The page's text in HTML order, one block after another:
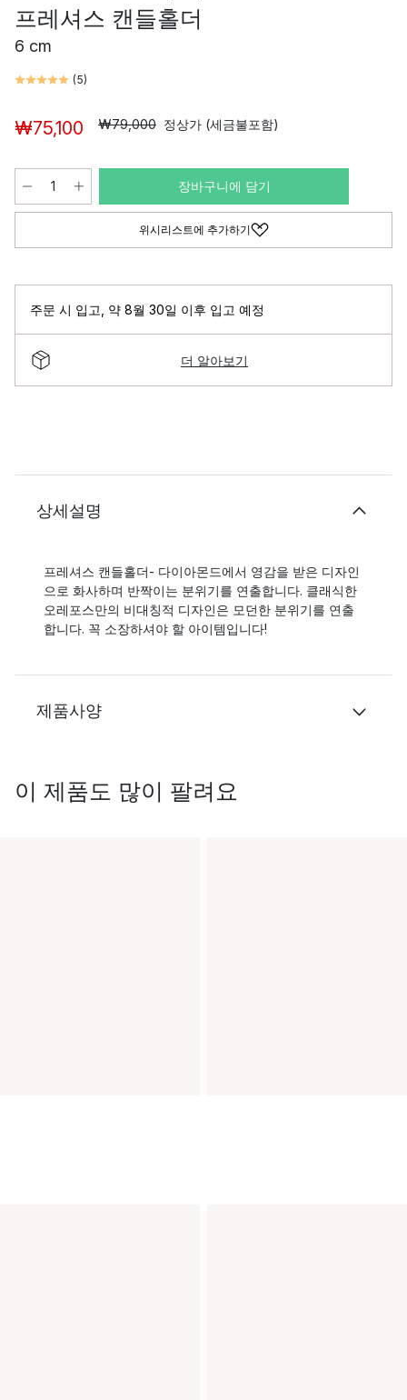
프레셔스 캔들홀더
6 cm
(5)
₩75,100 ₩79,000 정상가 (세금불포함)
장바구니에 담기
위시리스트에 추가하기
주문 시 입고 약 8월 30일 이후 입고 예정
더 알아보기
상세설명
프레셔스 캔들홀더- 다이아몬드에서 영감을 받은 디자인
으로 화사하며 반짝이는 분위기를 연출합니다. 클래식한
오레포스만의 비대칭적 디자인은 모던한 분위기를 연출
합니다. 꼭 소장하셔야 할 아이템입니다!
제품사양
이 제품도 많이 팔려요